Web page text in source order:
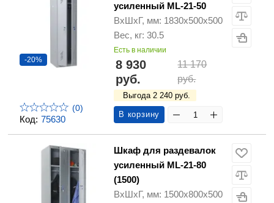
Код: 75630
-20%
(0)
усиленный ML-21-50
ВхШхГ, мм: 1830x500x500
Вес, кг: 30.5
Есть в наличии
8 930
руб.
11 170
руб.
Выгода 2 240 руб.
В корзину
Шкаф для раздевалок
усиленный ML-21-80
(1500)
ВхШхГ, мм: 1500x800x500